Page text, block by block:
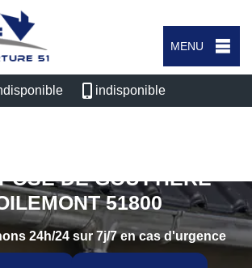
MENU
indisponible
DE GOUTTIÈRE
51800
24h/24 sur 7j/7 en cas d'urgence